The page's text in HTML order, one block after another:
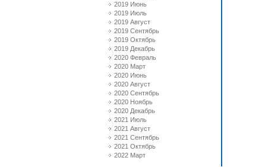
2019 Июнь
2019 Июль
2019 Август
2019 Сентябрь
2019 Октябрь
2019 Декабрь
2020 Февраль
2020 Март
2020 Июнь
2020 Август
2020 Сентябрь
2020 Ноябрь
2020 Декабрь
2021 Июль
2021 Август
2021 Сентябрь
2021 Октябрь
2022 Март